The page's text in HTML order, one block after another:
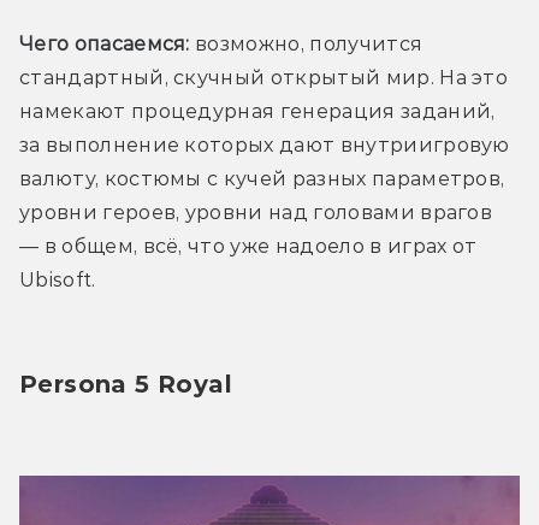
Чего опасаемся: возможно, получится
стандартный, скучный открытый мир. На это
намекают процедурная генерация заданий,
за выполнение которых дают внутриигровую
валюту, костюмы с кучей разных параметров,
уровни героев, уровни над головами врагов
— в общем, всё, что уже надоело в играх от
Ubisoft.
Persona 5 Royal